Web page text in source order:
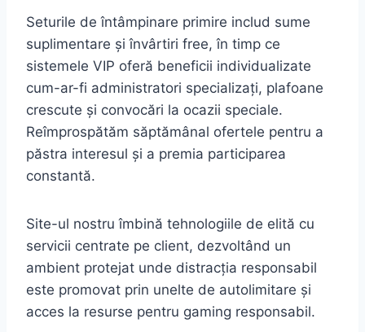
Seturile de întâmpinare primire includ sume
suplimentare și învârtiri free, în timp ce
sistemele VIP oferă beneficii individualizate
cum-ar-fi administratori specializați, plafoane
crescute și convocări la ocazii speciale.
Reîmprospătăm săptămânal ofertele pentru a
păstra interesul și a premia participarea
constantă.
Site-ul nostru îmbină tehnologiile de elită cu
servicii centrate pe client, dezvoltând un
ambient protejat unde distracția responsabil
este promovat prin unelte de autolimitare și
acces la resurse pentru gaming responsabil.